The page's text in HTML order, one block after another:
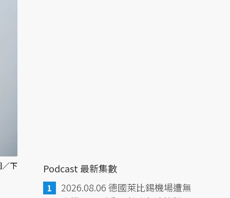
下
Podcast 最新集數
2026.08.06 德國萊比錫機場遭無